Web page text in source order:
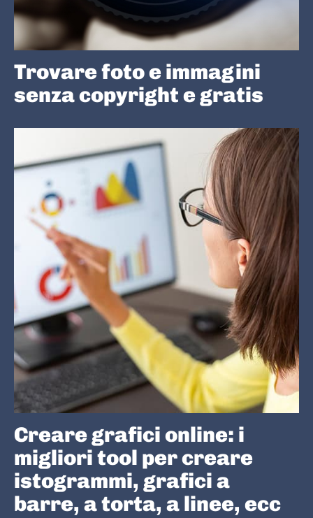
Trovare foto e immagini
senza copyright e gratis
Creare grafici online: i
migliori tool per creare
istogrammi, grafici a
barre, a torta, a linee, ecc